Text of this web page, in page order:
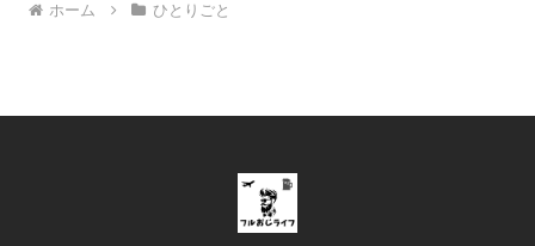
ホーム ひとりごと